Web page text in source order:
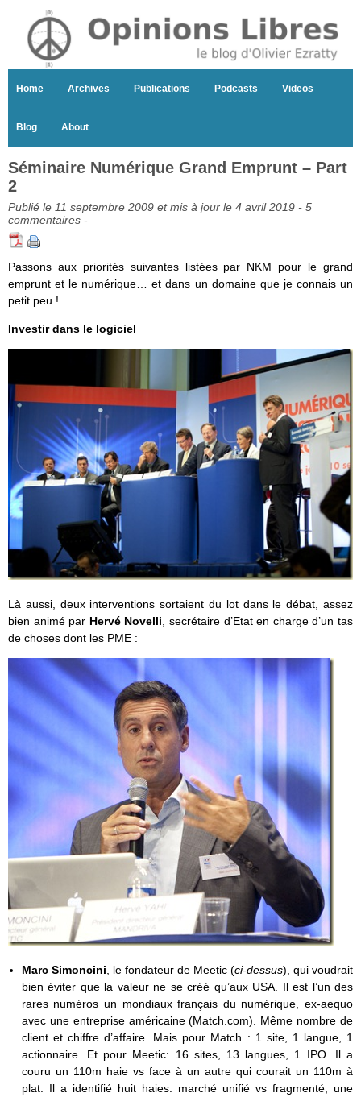
Home Archives Publications Podcasts Videos
Blog About
Séminaire Numérique Grand Emprunt – Part
2
Publié le 11 septembre 2009 et mis à jour le 4 avril 2019 - 5
commentaires -
Passons aux priorités suivantes listées par NKM pour le grand
emprunt et le numérique… et dans un domaine que je connais un
petit peu !
Investir dans le logiciel
Là aussi, deux interventions sortaient du lot dans le débat, assez
bien animé par Hervé Novelli, secrétaire d’Etat en charge d’un tas
de choses dont les PME :
Marc Simoncini, le fondateur de Meetic (ci-dessus), qui voudrait
bien éviter que la valeur ne se créé qu’aux USA. Il est l’un des
rares numéros un mondiaux français du numérique, ex-aequo
avec une entreprise américaine (Match.com). Même nombre de
client et chiffre d’affaire. Mais pour Match : 1 site, 1 langue, 1
actionnaire. Et pour Meetic: 16 sites, 13 langues, 1 IPO. Il a
couru un 110m haie vs face à un autre qui courait un 110m à
plat. Il a identifié huit haies: marché unifié vs fragmenté, une